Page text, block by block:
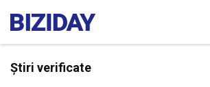
Știri verificate